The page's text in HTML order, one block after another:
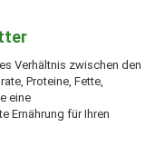
Verhältnis zwischen den
Proteine, Fette,
eine
Ernährung für Ihren